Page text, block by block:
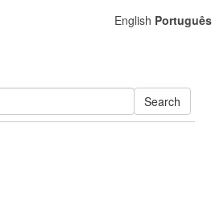
Search
English Português